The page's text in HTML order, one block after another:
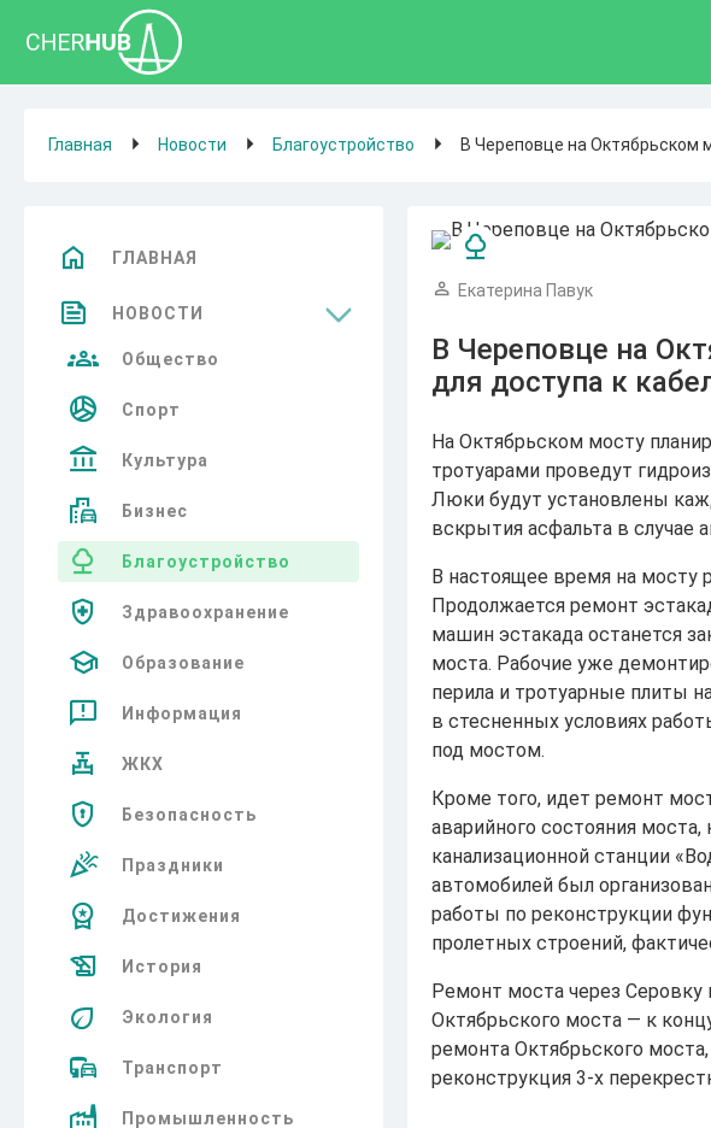
Главная Новости Благоустройство В Череповце на Октябрьском
ГЛАВНАЯ
НОВОСТИ
Общество
Спорт
Культура
Бизнес
Благоустройство
Здравоохранение
Образование
Информация
ЖКХ
Безопасность
Праздники
Достижения
История
Экология
Транспорт
Промышленность
Екатерина Павук
В Череповце на
для доступа к
На Октябрьском мосту
тротуарами проведут
Люки будут установлены
вскрытия асфальта в случае
В настоящее время на мосту
Продолжается ремонт
машин эстакада останется
моста. Рабочие уже
перила и тротуарные плиты
в стесненных условиях
под мостом.
Кроме того, идет ремонт
аварийного состояния
канализационной станции
автомобилей был
работы по реконструкции
пролетных строений,
Ремонт моста через Серовку
Октябрьского моста — к
ремонта Октябрьского
реконструкция 3-х